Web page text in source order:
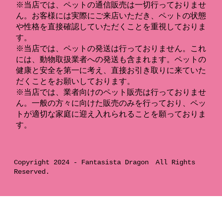
※当店では、ペットの通信販売は一切行っておりませ
ん。お客様には実際にご来店いただき、ペットの状態
や性格を直接確認していただくことを重視しておりま
す。
※当店では、ペットの発送は行っておりません。これ
には、動物取扱業者への発送も含まれます。ペットの
健康と安全を第一に考え、直接お引き取りに来ていた
だくことをお願いしております。
※当店では、業者向けのペット販売は行っておりませ
ん。一般の方々に向けた販売のみを行っており、ペッ
トが適切な家庭に迎え入れられることを願っておりま
す。
Copyright 2024 - Fantasista DragonAll Rights
Reserved.